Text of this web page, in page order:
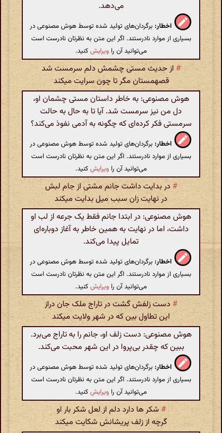
می‌دهد.
اخطار: برگردان‌های تولید شده توسط هوش مصنوعی در
بسیاری از موارد نادرستند. اگر این متن به نظرتان نادرست است
می‌توانید آن را ویرایشکنید.
# از حدیث مستی چشمش دلم سرمست شد
قصهمستان مگر تا چون سرایت میکند
هوش مصنوعی: به خاطر داستان مستی چشمان او،
دل من نیز سرمست شد. آیا تا به حال به حالت
سرمستی فکر کرده‌ای که چگونه به آدمی نفوذ می‌کند؟
اخطار: برگردان‌های تولید شده توسط هوش مصنوعی در
بسیاری از موارد نادرستند. اگر این متن به نظرتان نادرست است
می‌توانید آن را ویرایشکنید.
# در بدایت داشت جانم مشتی از جام لبش
در نهایت زان سبب میل بدایت میکند
هوش مصنوعی: در ابتدا جانم فقط یک جرعه از لب او
داشت، اما در نهایت به همین خاطر به آغاز دوباره‌ای
تمایل پیدا می‌کند.
اخطار: برگردان‌های تولید شده توسط هوش مصنوعی در
بسیاری از موارد نادرستند. اگر این متن به نظرتان نادرست است
می‌توانید آن را ویرایشکنید.
# دست زلفش گشت در تاراج ملک جان دراز
این تطاول بین که در شهر ولایت میکند
هوش مصنوعی: دست زلف او، جانم را به تاراج می‌برد.
ببین که چقدر بی‌پروا در این شهر محبت می‌کند.
اخطار: برگردان‌های تولید شده توسط هوش مصنوعی در
بسیاری از موارد نادرستند. اگر این متن به نظرتان نادرست است
می‌توانید آن را ویرایشکنید.
# شکر ها دارد دلم از لعل شکر بار او
گرچه از زلف پریشانش شکایت میکند